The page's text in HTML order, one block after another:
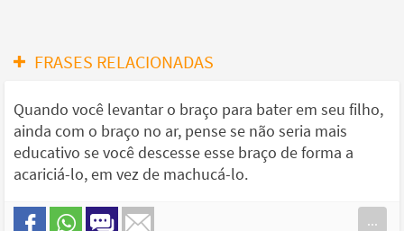
FRASES RELACIONADAS
Quando você levantar o braço para bater em seu filho,
ainda com o braço no ar, pense se não seria mais
educativo se você descesse esse braço de forma a
acariciá-lo, em vez de machucá-lo.
...